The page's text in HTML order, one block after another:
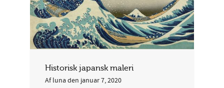
Historisk japansk maleri
Aflunaden januar 7, 2020